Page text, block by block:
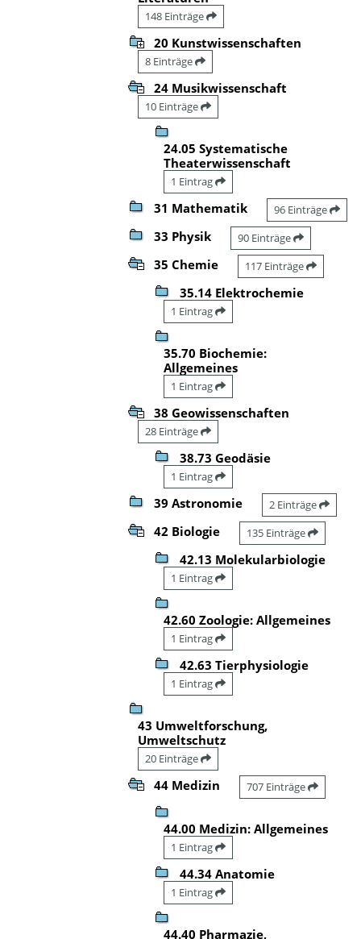
148 Einträge
20 Kunstwissenschaften
8 Einträge
24 Musikwissenschaft
10 Einträge
24.05 Systematische
Theaterwissenschaft
1 Eintrag
31 Mathematik 96 Einträge
33 Physik 90 Einträge
35 Chemie 117 Einträge
35.14 Elektrochemie
1 Eintrag
35.70 Biochemie:
Allgemeines
1 Eintrag
38 Geowissenschaften
28 Einträge
38.73 Geodäsie
1 Eintrag
39 Astronomie 2 Einträge
42 Biologie 135 Einträge
42.13 Molekularbiologie
1 Eintrag
42.60 Zoologie: Allgemeines
1 Eintrag
42.63 Tierphysiologie
1 Eintrag
43 Umweltforschung,
Umweltschutz
20 Einträge
44 Medizin 707 Einträge
44.00 Medizin: Allgemeines
1 Eintrag
44.34 Anatomie
1 Eintrag
44.40 Pharmazie,